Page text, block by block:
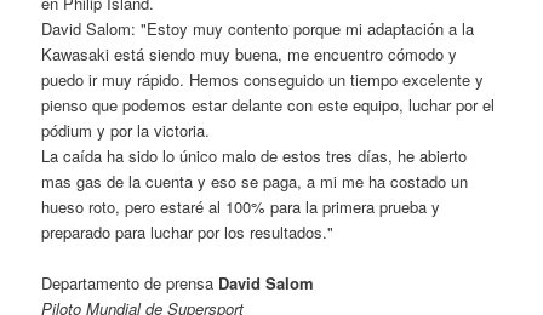
David Salom: "Estoy muy contento porque mi adaptación a la
Kawasaki está siendo muy buena, me encuentro cómodo y
puedo ir muy rápido. Hemos conseguido un tiempo excelente y
pienso que podemos estar delante con este equipo, luchar por el
pódium y por la victoria.
La caída ha sido lo único malo de estos tres días, he abierto
mas gas de la cuenta y eso se paga, a mi me ha costado un
hueso roto, pero estaré al 100% para la primera prueba y
preparado para luchar por los resultados."
Departamento de prensa David Salom
Piloto Mundial de Supersport